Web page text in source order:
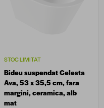
STOC LIMITAT
Bideu suspendat Celesta
Ava, 53 x 35,5 cm, fara
margini, ceramica, alb
mat